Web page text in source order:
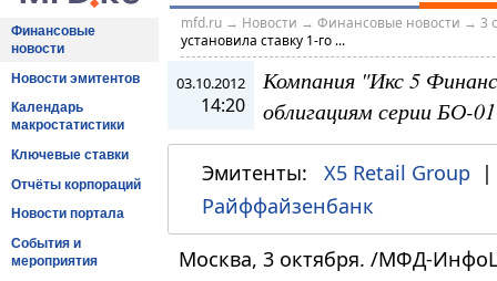
Финансовые
новости
Новости эмитентов
Календарь
макростатистики
Ключевые ставки
Отчёты корпораций
Новости портала
События и
мероприятия
mfd.ru→ Новости → Финансовые новости → 3
установила ставку 1-го ...
03.10.2012
14:20
Компания "Икс 5
облигациям серии БО-01
Эмитенты: X5 Retail Group
Райффайзенбанк
Москва, 3 октября. /МФД-